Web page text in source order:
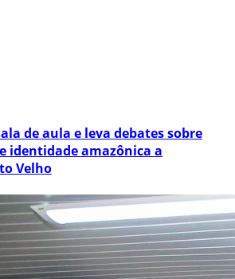
de aula e leva debates sobre
identidade amazônica a
Velho